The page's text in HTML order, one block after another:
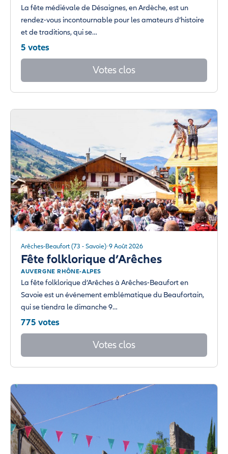
La fête médiévale de Désaignes, en Ardèche, est un
rendez-vous incontournable pour les amateurs d’histoire
et de traditions, qui se…
5 votes
Votes clos
Arêches-Beaufort (73 - Savoie) 9 Août 2026
Fête folklorique d’Arêches
AUVERGNE RHÔNE-ALPES
La fête folklorique d’Arêches à Arêches-Beaufort en
Savoie est un événement emblématique du Beaufortain,
qui se tiendra le dimanche 9…
775 votes
Votes clos